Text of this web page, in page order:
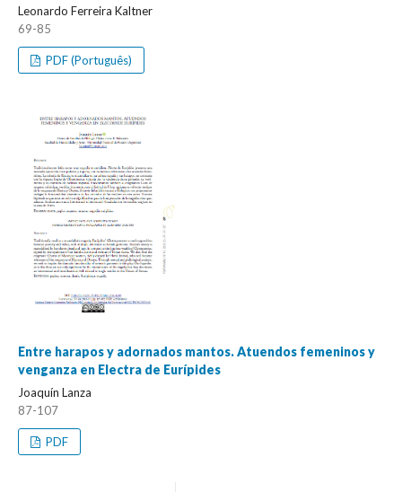
Leonardo Ferreira Kaltner
69-85
PDF (Português)
Entre harapos y adornados mantos. Atuendos femeninos y
venganza en Electra de Eurípides
Joaquín Lanza
87-107
PDF